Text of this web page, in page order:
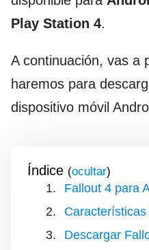
Play Station 4.
A continuación, vas a
haremos para
dispositivo móvil
Índice ( )
Fallout 4 para
Descargar